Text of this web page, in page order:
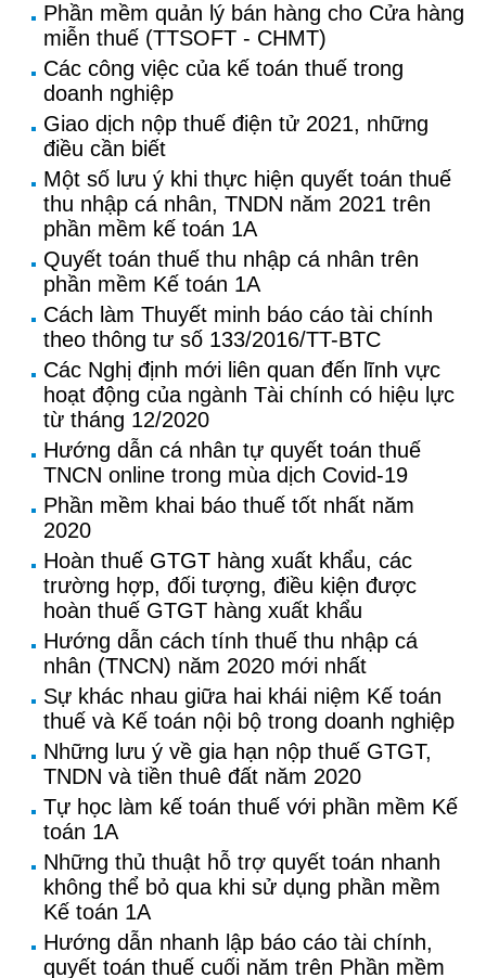
Phần mềm quản lý bán hàng cho Cửa hàng
miễn thuế (TTSOFT - CHMT)
Các công việc của kế toán thuế trong
doanh nghiệp
Giao dịch nộp thuế điện tử 2021, những
điều cần biết
Một số lưu ý khi thực hiện quyết toán thuế
thu nhập cá nhân, TNDN năm 2021 trên
phần mềm kế toán 1A
Quyết toán thuế thu nhập cá nhân trên
phần mềm Kế toán 1A
Cách làm Thuyết minh báo cáo tài chính
theo thông tư số 133/2016/TT-BTC
Các Nghị định mới liên quan đến lĩnh vực
hoạt động của ngành Tài chính có hiệu lực
từ tháng 12/2020
Hướng dẫn cá nhân tự quyết toán thuế
TNCN online trong mùa dịch Covid-19
Phần mềm khai báo thuế tốt nhất năm
2020
Hoàn thuế GTGT hàng xuất khẩu, các
trường hợp, đối tượng, điều kiện được
hoàn thuế GTGT hàng xuất khẩu
Hướng dẫn cách tính thuế thu nhập cá
nhân (TNCN) năm 2020 mới nhất
Sự khác nhau giữa hai khái niệm Kế toán
thuế và Kế toán nội bộ trong doanh nghiệp
Những lưu ý về gia hạn nộp thuế GTGT,
TNDN và tiền thuê đất năm 2020
Tự học làm kế toán thuế với phần mềm Kế
toán 1A
Những thủ thuật hỗ trợ quyết toán nhanh
không thể bỏ qua khi sử dụng phần mềm
Kế toán 1A
Hướng dẫn nhanh lập báo cáo tài chính,
quyết toán thuế cuối năm trên Phần mềm